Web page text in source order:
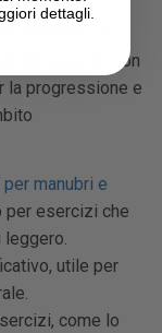
standard per i
con
la progressione e
manubri e
per esercizi che
leggero.
utile per
come lo
dettagli.